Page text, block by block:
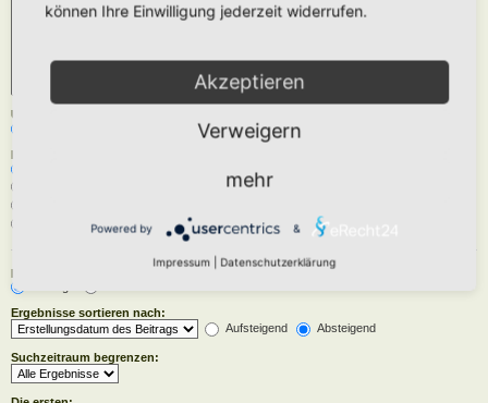
Unterforen durchsuchen:
Innerhalb suchen:
Nur im ersten Beitrag der Themen
Ergebnisse anzeigen als:
Ergebnisse sortieren nach:
Aufsteigend
Absteigend
Suchzeitraum begrenzen:
können Ihre Einwilligung jederzeit widerrufen.
Akzeptieren
Verweigern
mehr
Powered by &
Impressum Datenschutzerklärung